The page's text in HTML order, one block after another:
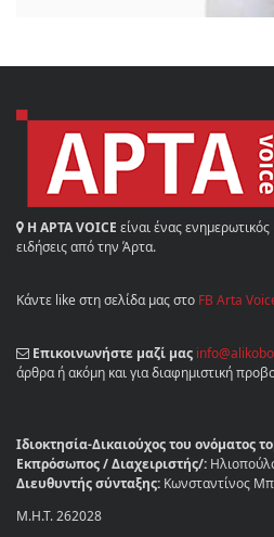
Η ΑΡΤΑ VOICE είναι ένας
ειδήσεις από την Άρτα.
Κάντε like στη σελίδα μας στο FB Arta
Επικοινωνήστε μαζί μας
άρθρα ή ακόμη και για διαφημιστική
Ιδιοκτησία-Δικαιούχος του ονόματος
Εκπρόσωπος / Διαχειριστής/:
Διευθυντής σύνταξης: Κωνσταντίνος
Μ.Η.Τ. 262028